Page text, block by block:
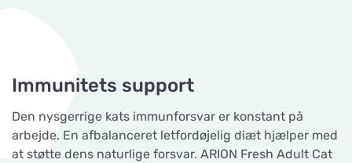
Immunitets support
Den nysgerrige kats immunforsvar er konstant på
arbejde. En afbalanceret letfordøjelig diæt hjælper med
at støtte dens naturlige forsvar. ARION Fresh Adult Cat